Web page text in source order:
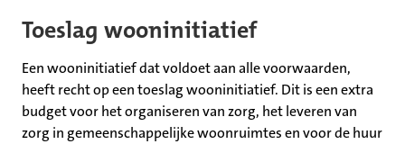
Toeslag wooninitiatief
Een wooninitiatief dat voldoet aan alle voorwaarden,
heeft recht op een toeslag wooninitiatief. Dit is een extra
budget voor het organiseren van zorg, het leveren van
zorg in gemeenschappelijke woonruimtes en voor de huur